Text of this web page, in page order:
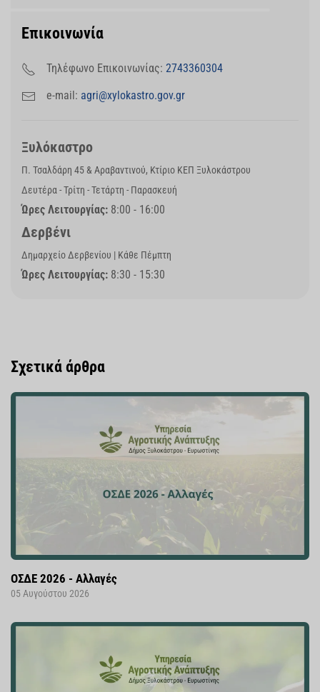
Επικοινωνία
Τηλέφωνο Επικοινωνίας: 2743360304
e-mail: agri@xylokastro.gov.gr
Ξυλόκαστρο
Π. Τσαλδάρη 45 & Αραβαντινού, Κτίριο ΚΕΠ Ξυλοκάστρου
Δευτέρα - Τρίτη - Τετάρτη - Παρασκευή
Ώρες Λειτουργίας: 8:00 - 16:00
Δερβένι
Δημαρχείο Δερβενίου | Κάθε Πέμπτη
Ώρες Λειτουργίας: 8:30 - 15:30
Σχετικά άρθρα
ΟΣΔΕ 2026 - Αλλαγές
05 Αυγούστου 2026